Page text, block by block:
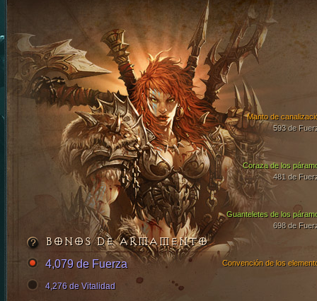
Coraza de los
481 de
Guanteletes de los
698 de
Manto de
593 de
Convención de los
BONOS DE ARMAMENTO
4,079 de Fuerza
4,276 de Vitalidad